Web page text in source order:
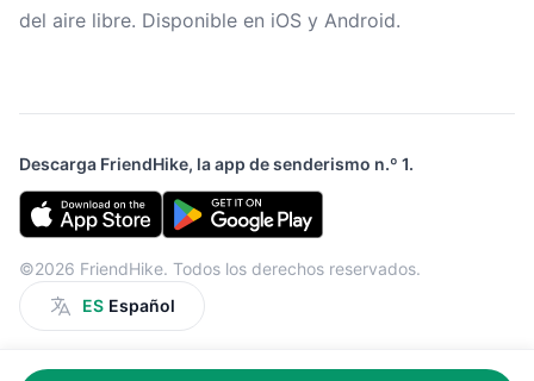
del aire libre. Disponible en iOS y Android.
Descarga FriendHike, la app de senderismo n.º 1.
©2026 FriendHike. Todos los derechos reservados.
ES Español